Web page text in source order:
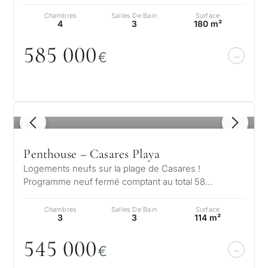
Chambres
4
Salles De Bain
3
Surface
180 m²
585 000€
1 / 8
Penthouse – Casares Playa
Logements neufs sur la plage de Casares !
Programme neuf fermé comptant au total 58
Chambres
3
Salles De Bain
3
Surface
114 m²
545 000€